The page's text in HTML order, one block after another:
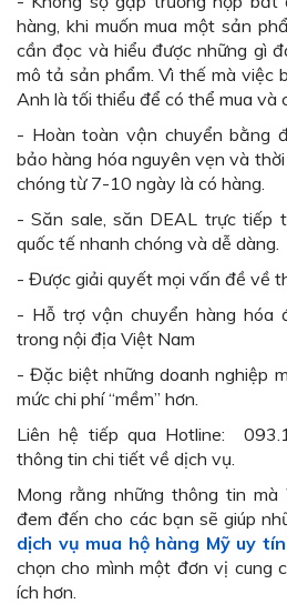
hàng, khi muốn mua một sản
cần đọc và hiểu được những gì
mô tả sản phẩm. Vì thế mà việc
Anh là tối thiểu để có thể mua và
- Hoàn toàn vận chuyển bằng
bảo hàng hóa nguyên vẹn và
chóng từ 7-10 ngày là có hàng.
- Săn sale, săn DEAL trực tiếp
quốc tế nhanh chóng và dễ dàng.
- Được giải quyết mọi vấn đề về
- Hỗ trợ vận chuyển hàng hóa
trong nội địa Việt Nam
- Đặc biệt những doanh nghiệp
mức chi phí “mềm” hơn.
Liên hệ tiếp qua Hotline:
thông tin chi tiết về dịch vụ.
Mong rằng những thông tin mà
đem đến cho các bạn sẽ giúp
dịch vụ mua hộ hàng Mỹ uy tín
chọn cho mình một đơn vị cung
ích hơn.